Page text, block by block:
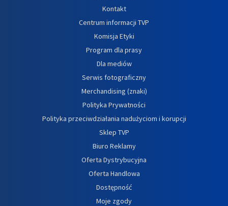
Kontakt
Centrum informacji TVP
Komisja Etyki
Program dla prasy
Dla mediów
Serwis fotograficzny
Merchandising (znaki)
Polityka Prywatności
Polityka przeciwdziałania nadużyciom i korupcji
Sklep TVP
Biuro Reklamy
Oferta Dystrybucyjna
Oferta Handlowa
Dostępność
Moje zgody